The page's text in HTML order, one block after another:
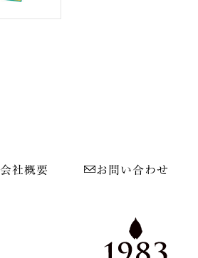
会社概要 お問い合わせ